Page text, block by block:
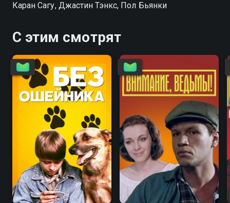
Каран Сагу, Джастин Тэнкс, Пол Бьянки
С этим смотрят
6.7 4.6 5.6